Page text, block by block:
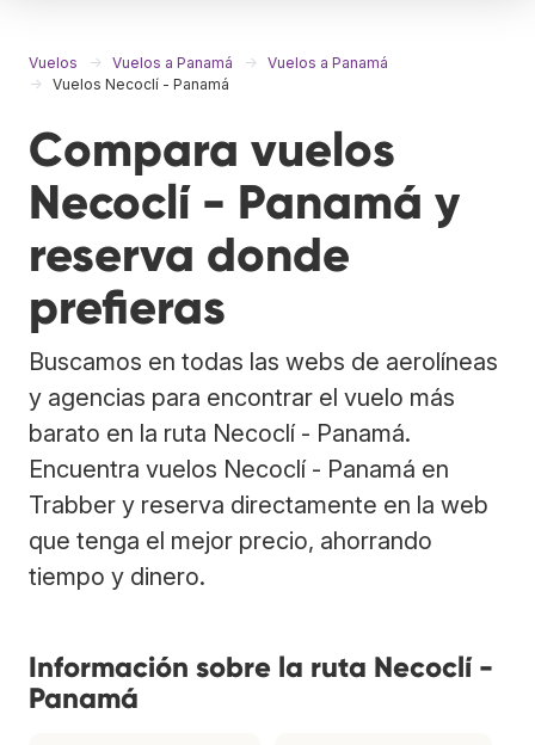
Vuelos Vuelos a Panamá
Vuelos a Panamá
Vuelos Necoclí - Panamá
Compara vuelos
Necoclí - Panamá y
reserva donde
prefieras
Buscamos en todas las webs de aerolíneas
y agencias para encontrar el vuelo más
barato en la ruta Necoclí - Panamá.
Encuentra vuelos Necoclí - Panamá en
Trabber y reserva directamente en la web
que tenga el mejor precio, ahorrando
tiempo y dinero.
Información sobre la ruta Necoclí -
Panamá